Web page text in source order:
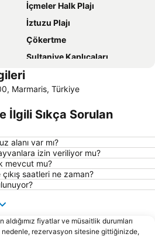
İçmeler Halk Plajı
İztuzu Plajı
Çökertme
Sultaniye Kaplıcaları
Sedir Adası
Köyceğiz-Göl
Muğla Otobüs Terminali
Sea Turtle Research Rescue and Rehabilitation Centre
Marmaris Yacht Marina
Mersin Limanı
Elli beach
Marmaris, Türkiye
İlgili Sıkça Sorulan
alanı var mı?
izin veriliyor mu?
mevcut mu?
saatleri ne zaman?
fiyatlar ve müsaitlik durumları
rezervasyon sitesine gittiğinizde,